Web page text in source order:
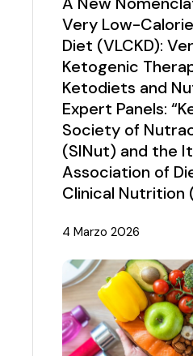
Very Low-
Diet (VLCKD):
Ketogenic
Ketodiets and
Expert Panels:
Society of
(SINut) and the
Association of
Clinical Nutrition
4 Marzo 2026